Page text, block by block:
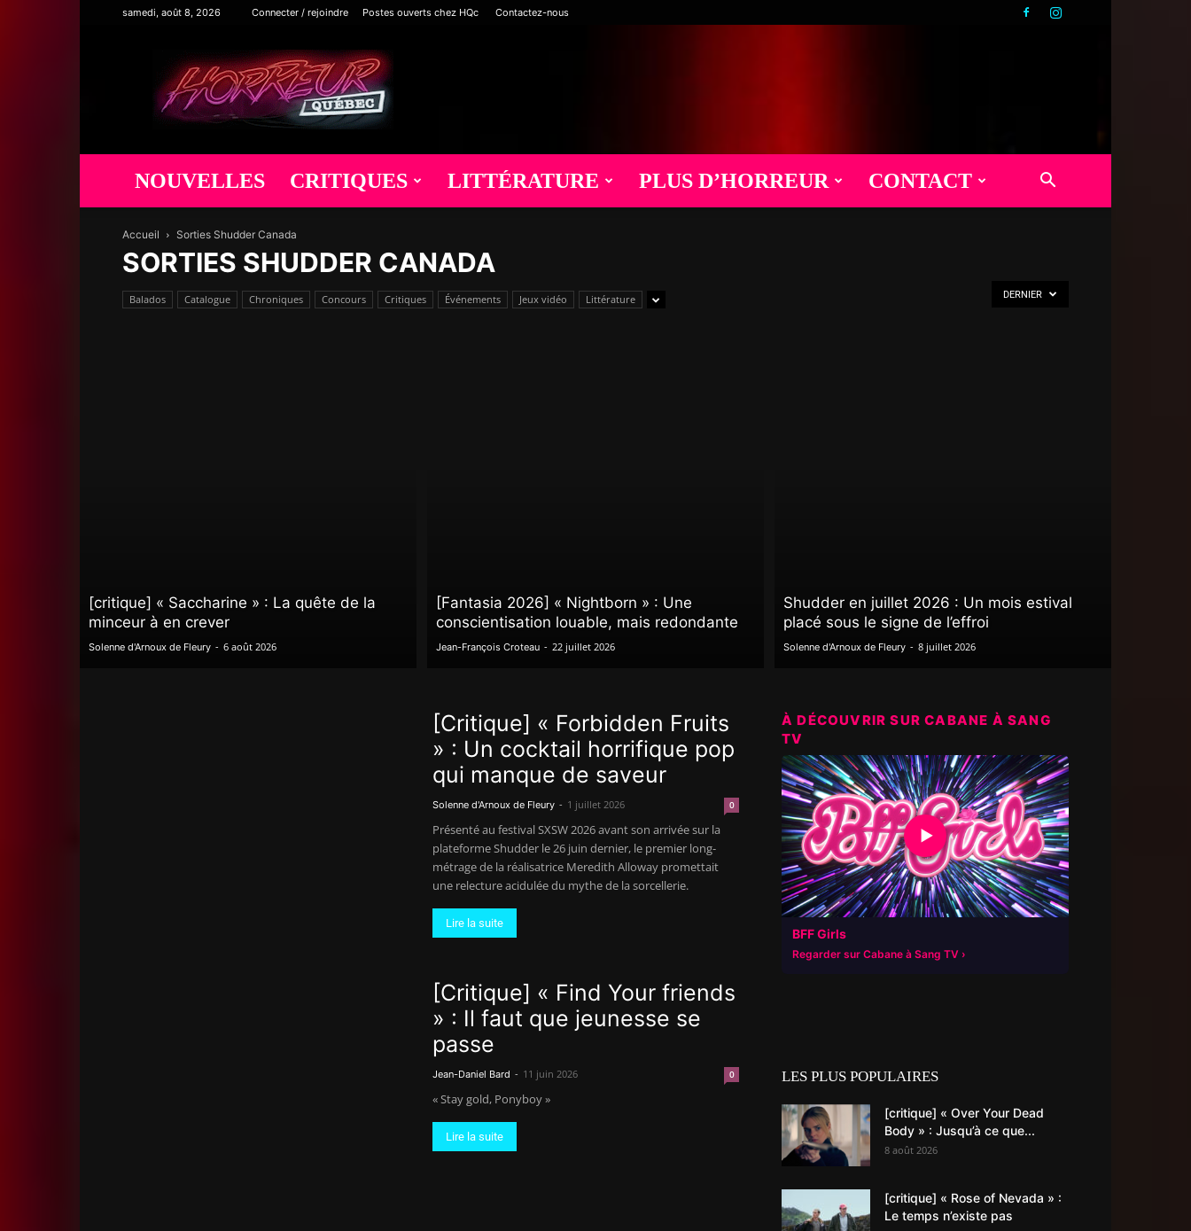
samedi, août 8, 2026 Connecter / rejoindre Postes ouverts chez HQc Contactez-nous
Horreur
Québec
NOUVELLES CRITIQUES LITTÉRATURE PLUS D’HORREUR CONTACT
Accueil Sorties Shudder Canada
SORTIES SHUDDER CANADA
Balados Catalogue Chroniques Concours Critiques Événements Jeux vidéo Littérature DERNIER
[critique] « Saccharine » : La quête de la
minceur à en crever
Solenne d'Arnoux de Fleury - 6 août 2026
[Fantasia 2026] « Nightborn » : Une
conscientisation louable, mais redondante
Jean-François Croteau - 22 juillet 2026
Shudder en juillet 2026 : Un mois estival
placé sous le signe de l’effroi
Solenne d'Arnoux de Fleury - 8 juillet 2026
[Critique] « Forbidden Fruits
» : Un cocktail horrifique pop
qui manque de saveur
Solenne d'Arnoux de Fleury - 1 juillet 2026 0
Présenté au festival SXSW 2026 avant son arrivée sur la
plateforme Shudder le 26 juin dernier, le premier long-
métrage de la réalisatrice Meredith Alloway promettait
une relecture acidulée du mythe de la sorcellerie.
Lire la suite
[Critique] « Find Your friends
» : Il faut que jeunesse se
passe
Jean-Daniel Bard - 11 juin 2026 0
« Stay gold, Ponyboy »
Lire la suite
À DÉCOUVRIR SUR CABANE À SANG
TV
▶
BFF Girls
Regarder sur Cabane à Sang TV
LES PLUS POPULAIRES
[critique] « Over Your Dead
Body » : Jusqu’à ce que...
8 août 2026
[critique] « Rose of Nevada » :
Le temps n’existe pas